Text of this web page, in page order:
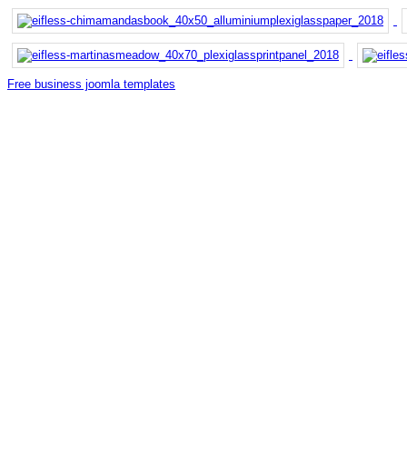
Free business joomla templates